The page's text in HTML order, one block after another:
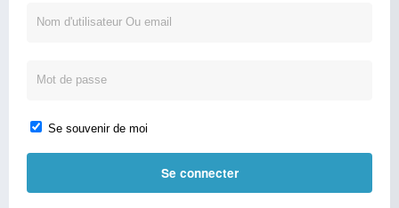
Se souvenir de moi